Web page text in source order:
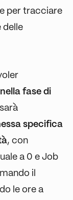
per tracciare
delle
fase di
sarà
specifica
, con
a 0 e Job
il
le ore a